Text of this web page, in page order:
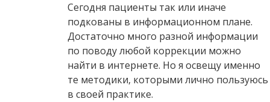
Сегодня пациенты так или иначе
подкованы в информационном плане.
Достаточно много разной информации
по поводу любой коррекции можно
найти в интернете. Но я освещу именно
те методики, которыми лично пользуюсь
в своей практике.